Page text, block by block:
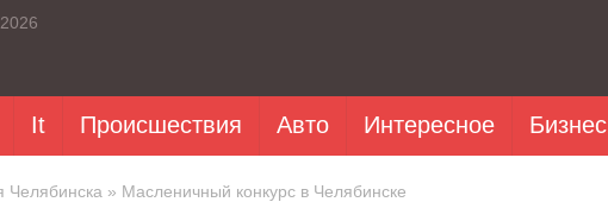
It Происшествия Авто Интересное Бизнес
Челябинска » Масленичный конкурс в Челябинске